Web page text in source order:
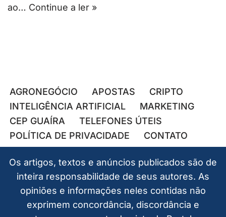
ao… Continue a ler »
AGRONEGÓCIO APOSTAS
CRIPTO
INTELIGÊNCIA ARTIFICIAL
MARKETING
CEP GUAÍRA
TELEFONES ÚTEIS
POLÍTICA DE PRIVACIDADE
CONTATO
Os artigos, textos e anúncios publicados são de
inteira responsabilidade de seus autores. As
opiniões e informações neles contidas não
exprimem concordância, discordância e